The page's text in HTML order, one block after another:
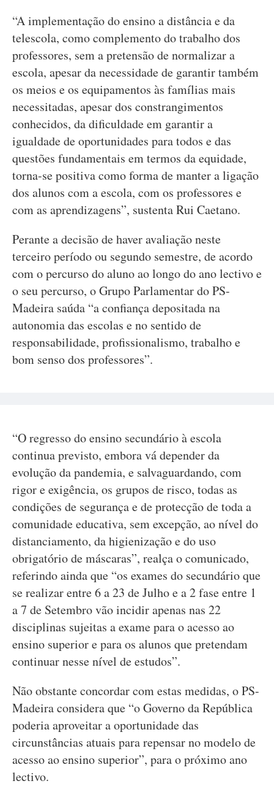
“A implementação do ensino a distância e da
telescola, como complemento do trabalho dos
professores, sem a pretensão de normalizar a
escola, apesar da necessidade de garantir também
os meios e os equipamentos às famílias mais
necessitadas, apesar dos constrangimentos
conhecidos, da dificuldade em garantir a
igualdade de oportunidades para todos e das
questões fundamentais em termos da equidade,
torna-se positiva como forma de manter a ligação
dos alunos com a escola, com os professores e
com as aprendizagens”, sustenta Rui Caetano.
Perante a decisão de haver avaliação neste
terceiro período ou segundo semestre, de acordo
com o percurso do aluno ao longo do ano lectivo e
o seu percurso, o Grupo Parlamentar do PS-
Madeira saúda “a confiança depositada na
autonomia das escolas e no sentido de
responsabilidade, profissionalismo, trabalho e
bom senso dos professores”.
“O regresso do ensino secundário à escola
continua previsto, embora vá depender da
evolução da pandemia, e salvaguardando, com
rigor e exigência, os grupos de risco, todas as
condições de segurança e de protecção de toda a
comunidade educativa, sem excepção, ao nível do
distanciamento, da higienização e do uso
obrigatório de máscaras”, realça o comunicado,
referindo ainda que “os exames do secundário que
se realizar entre 6 a 23 de Julho e a 2 fase entre 1
a 7 de Setembro vão incidir apenas nas 22
disciplinas sujeitas a exame para o acesso ao
ensino superior e para os alunos que pretendam
continuar nesse nível de estudos”.
Não obstante concordar com estas medidas, o PS-
Madeira considera que “o Governo da República
poderia aproveitar a oportunidade das
circunstâncias atuais para repensar no modelo de
acesso ao ensino superior”, para o próximo ano
lectivo.